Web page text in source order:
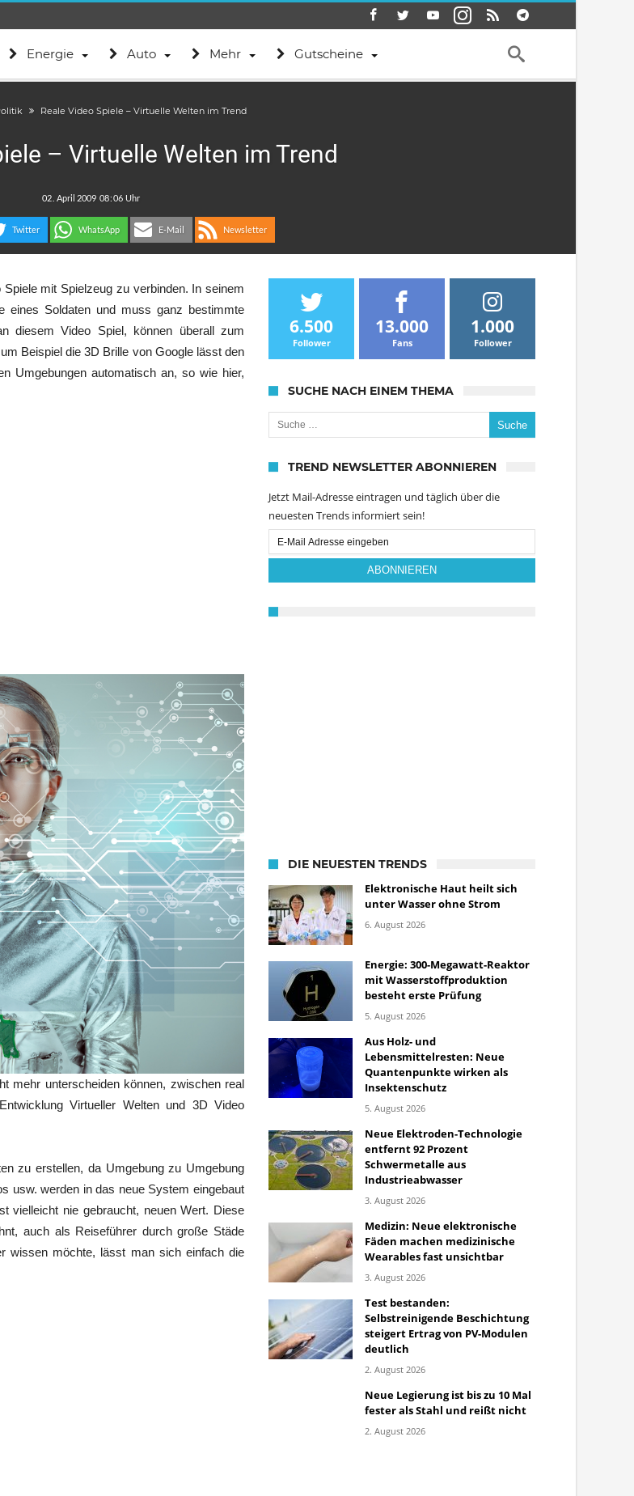
Energie Auto Mehr Gutscheine
Reale Video Spiele – Virtuelle Welten im Trend
– Virtuelle Welten im Trend
:
Twitter WhatsApp E-Mail Newsletter
mit Spielzeug zu verbinden. In seinem
eines Soldaten und muss ganz bestimmte
diesem Video Spiel, können überall zum
Beispiel die 3D Brille von Google lässt den
Umgebungen automatisch an, so wie hier,
mehr unterscheiden können, zwischen real
Virtueller Welten und 3D Video
zu erstellen, da Umgebung zu Umgebung
usw. werden in das neue System eingebaut
vielleicht nie gebraucht, neuen Wert. Diese
auch als Reiseführer durch große Städe
wissen möchte, lässt man sich einfach die
6.500
Follower
13.000
Fans
1.000
Follower
SUCHE NACH EINEM THEMA
Suche nach:
TREND NEWSLETTER ABONNIEREN
Jetzt Mail-Adresse eintragen und täglich über die
neuesten Trends informiert sein!
Email
Subscription
ABONNIEREN
DIE NEUESTEN TRENDS
Elektronische Haut heilt sich
unter Wasser ohne Strom
6. August 2026
Energie: 300-Megawatt-Reaktor
mit Wasserstoffproduktion
besteht erste Prüfung
5. August 2026
Aus Holz- und
Lebensmittelresten: Neue
Quantenpunkte wirken als
Insektenschutz
5. August 2026
Neue Elektroden-Technologie
entfernt 92 Prozent
Schwermetalle aus
Industrieabwasser
3. August 2026
Medizin: Neue elektronische
Fäden machen medizinische
Wearables fast unsichtbar
3. August 2026
Test bestanden:
Selbstreinigende Beschichtung
steigert Ertrag von PV-Modulen
deutlich
2. August 2026
Neue Legierung ist bis zu 10 Mal
fester als Stahl und reißt nicht
2. August 2026